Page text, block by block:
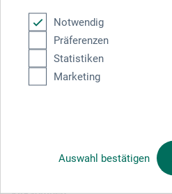
Notwendig
Präferenzen
Statistiken
Marketing
Auswahl bestätigen
Produktkategorier